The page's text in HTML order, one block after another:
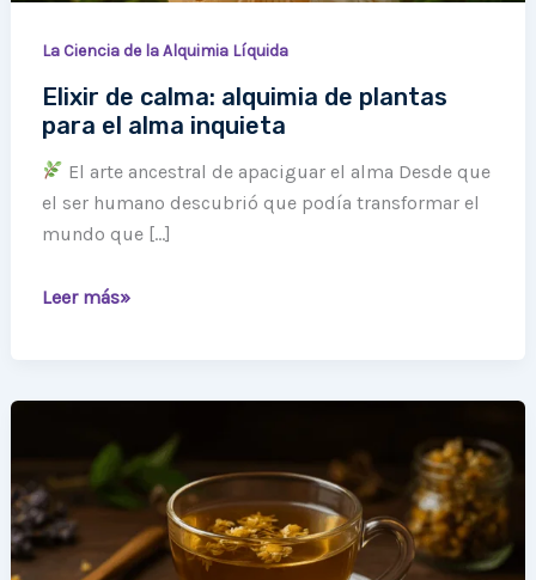
La Ciencia de la Alquimia Líquida
Elixir de calma: alquimia de plantas
para el alma inquieta
El arte ancestral de apaciguar el alma Desde que
el ser humano descubrió que podía transformar el
mundo que […]
Leer más»
Alquimia
de
las
Infusiones: